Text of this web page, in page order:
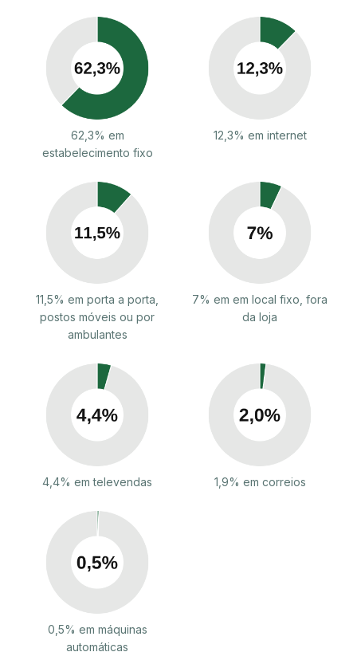
62,3% em
estabelecimento fixo
12,3% em internet
11,5% em porta a porta,
postos móveis ou por
ambulantes
7% em em local fixo, fora
da loja
4,4% em televendas 1,9% em correios
0,5% em máquinas
automáticas